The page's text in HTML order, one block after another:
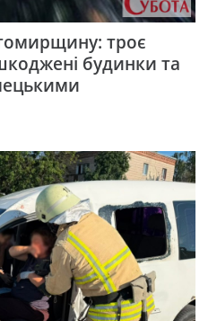
троє
будинки та